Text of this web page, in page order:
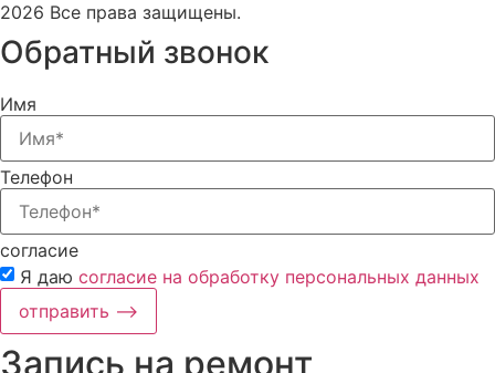
2026 Все права защищены.
Обратный звонок
Имя
Телефон
согласие
Я даю согласие на обработку персональных данных
отправить ⟶
Запись на ремонт